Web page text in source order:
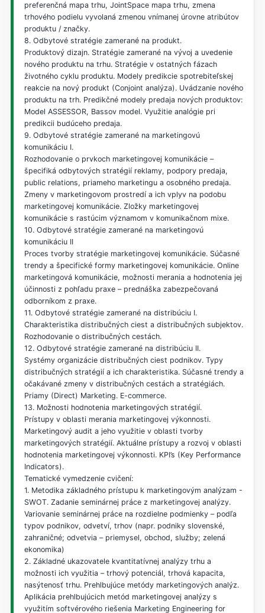
preferenčná mapa trhu, JointSpace mapa trhu, zmena
trhového podielu vyvolaná zmenou vnímanej úrovne atribútov
produktu / značky.
8. Odbytové stratégie zamerané na produkt.
Produktový dizajn. Stratégie zamerané na vývoj a uvedenie
nového produktu na trhu. Stratégie v ostatných fázach
životného cyklu produktu. Modely predikcie spotrebiteľskej
reakcie na nový produkt (Conjoint analýza). Uvádzanie nového
produktu na trh. Predikčné modely predaja nových produktov:
Model ASSESSOR, Bassov model. Využitie analógie pri
predikcii budúceho predaja.
9. Odbytové stratégie zamerané na marketingovú
komunikáciu I.
Rozhodovanie o prvkoch marketingovej komunikácie –
špecifiká odbytových stratégií reklamy, podpory predaja,
public relations, priameho marketingu a osobného predaja.
Zmeny v marketingovom prostredí a ich vplyv na podobu
marketingovej komunikácie. Zložky marketingovej
komunikácie s rastúcim významom v komunikačnom mixe.
10. Odbytové stratégie zamerané na marketingovú
komunikáciu II
Proces tvorby stratégie marketingovej komunikácie. Súčasné
trendy a špecifické formy marketingovej komunikácie. Online
marketingová komunikácie, možnosti merania a hodnotenia jej
účinnosti z pohľadu praxe – prednáška zabezpečovaná
odborníkom z praxe.
11. Odbytové stratégie zamerané na distribúciu I.
Charakteristika distribučných ciest a distribučných subjektov.
Rozhodovanie o distribučných cestách.
12. Odbytové stratégie zamerané na distribúciu II.
Systémy organizácie distribučných ciest podnikov. Typy
distribučných stratégií a ich charakteristika. Súčasné trendy a
očakávané zmeny v distribučných cestách a stratégiách.
Priamy (Direct) Marketing. E-commerce.
13. Možnosti hodnotenia marketingových stratégií.
Prístupy v oblasti merania marketingovej výkonnosti.
Marketingový audit a jeho využitie v oblasti tvorby
marketingových stratégií. Aktuálne prístupy a rozvoj v oblasti
hodnotenia marketingovej výkonnosti. KPI’s (Key Performance
Indicators).
Tematické vymedzenie cvičení:
1. Metodika základného prístupu k marketingovým analýzam -
SWOT. Zadanie seminárnej práce z marketingovej analýzy.
Variovanie seminárnej práce na rozdielne podmienky – podľa
typov podnikov, odvetví, trhov (napr. podniky slovenské,
zahraničné; odvetvia – priemysel, obchod, služby; zelená
ekonomika)
2. Základné ukazovatele kvantitatívnej analýzy trhu a
možnosti ich využitia – trhový potenciál, trhová kapacita,
nasýtenosť trhu. Prehlbujúce metódy marketingových analýz.
Aplikácia prehlbujúcich metód marketingovej analýzy s
využitím softvérového riešenia Marketing Engineering for